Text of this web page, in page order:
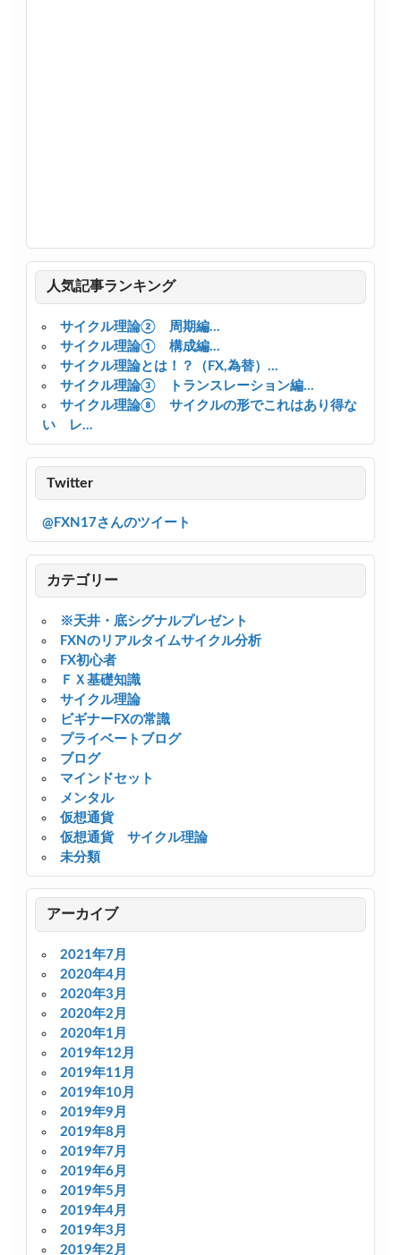
人気記事ランキング
サイクル理論② 周期編...
サイクル理論① 構成編...
サイクル理論とは！？（FX,為替）...
サイクル理論③ トランスレーション編...
サイクル理論⑧ サイクルの形でこれはあり得な
い レ...
Twitter
@FXN17さんのツイート
カテゴリー
※天井・底シグナルプレゼント
FXNのリアルタイムサイクル分析
FX初心者
ＦＸ基礎知識
サイクル理論
ビギナーFXの常識
プライベートブログ
ブログ
マインドセット
メンタル
仮想通貨
仮想通貨 サイクル理論
未分類
アーカイブ
2021年7月
2020年4月
2020年3月
2020年2月
2020年1月
2019年12月
2019年11月
2019年10月
2019年9月
2019年8月
2019年7月
2019年6月
2019年5月
2019年4月
2019年3月
2019年2月